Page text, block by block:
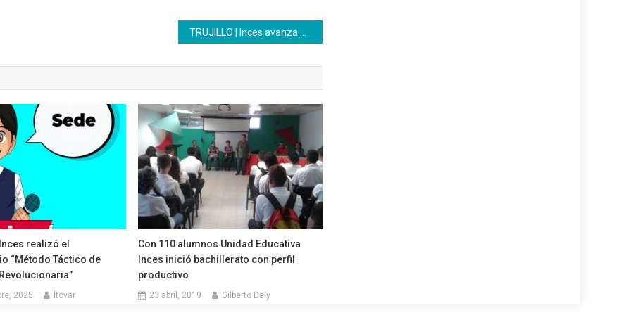
realizó el
“Método Táctico de
2025 ltovar
Con 110 alumnos Unidad Educativa
Inces inició bachillerato con perfil
productivo
23 abril, 2019 Gilberto Daly